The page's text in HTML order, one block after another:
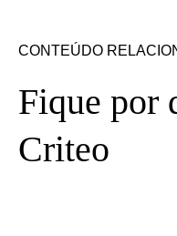
CONTEÚDO
Fique por
Criteo